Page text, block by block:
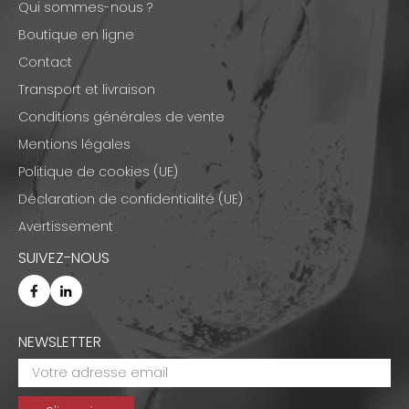
Qui sommes-nous ?
Boutique en ligne
Contact
Transport et livraison
Conditions générales de vente
Mentions légales
Politique de cookies (UE)
Déclaration de confidentialité (UE)
Avertissement
SUIVEZ-NOUS
NEWSLETTER